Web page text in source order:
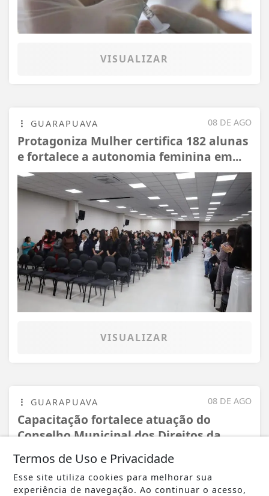
VISUALIZAR
08 DE AGO
GUARAPUAVA
Protagoniza Mulher certifica 182 alunas
e fortalece a autonomia feminina em...
VISUALIZAR
08 DE AGO
GUARAPUAVA
Capacitação fortalece atuação do
Conselho Municipal dos Direitos da
Pessoa com...
Termos de Uso e Privacidade
Esse site utiliza cookies para melhorar sua
experiência de navegação. Ao continuar o acesso,